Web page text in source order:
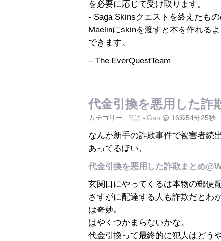
を必要に応じて受け取ります。
- Saga Skinsクエストを終えたも
Maelinにskinを渡すと本を作れる
できます。
– The EverQuestTeam
代金引換を悪用した詐
カテゴリー: 日誌 - Gan @ 16時54分25秒
なんか新手の詐欺事件で被害者続
あってるぽい。
代金引換を悪用した詐欺まとめ
玄関口にやってくるは本物の郵便
さすがに配達する人も詐欺だとわ
は奇妙。
はやくつかまらないかな。
代金引換って最終的に犯人はどう